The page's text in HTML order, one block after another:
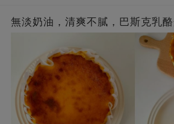
無淡奶油，清爽不膩，巴斯克乳酪